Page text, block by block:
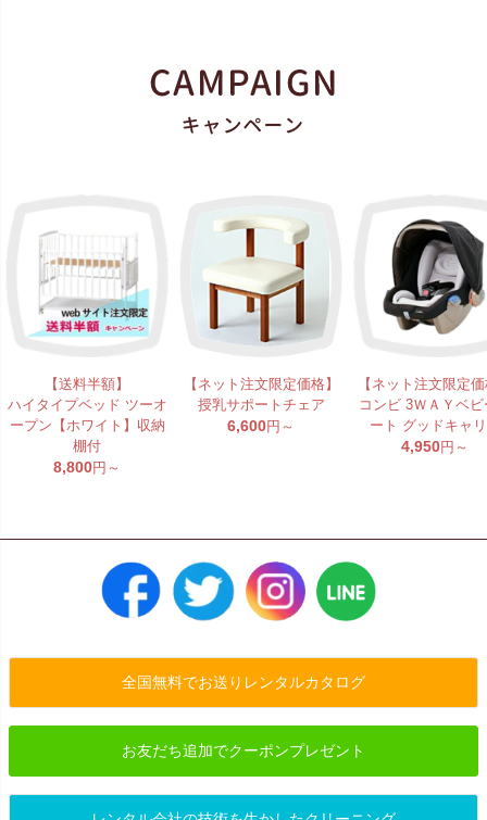
【送料半額】
ハイタイプベッド ツーオ
ープン【ホワイト】収納
棚付
8,800円～
【ネット注文限定価格】
授乳サポートチェア
6,600円～
【ネット注文限定
コンビ 3ＷＡＹベビ
ート グッドキャ
4,950円～
全国無料でお送りレンタルカタログ
お友だち追加でクーポンプレゼント